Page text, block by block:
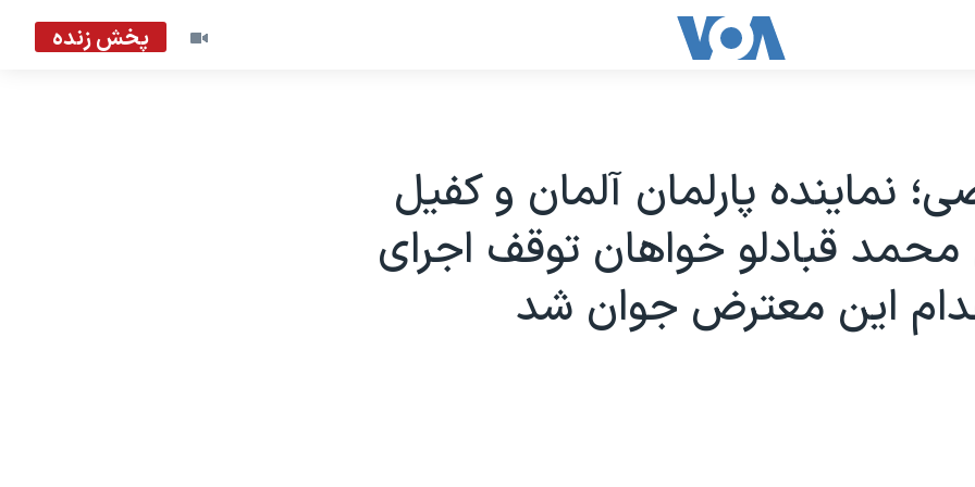
پخش زنده
نماینده پارلمان آلمان و کفیل
قبادلو خواهان توقف اجرای
این معترض جوان شد